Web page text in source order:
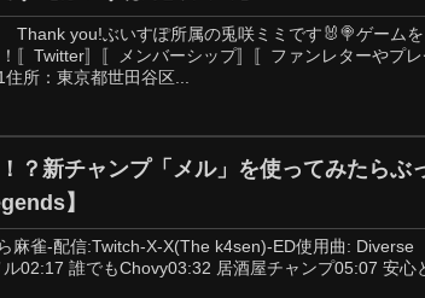
you!ぶいすぽ所属の兎咲ミミです🐰🍭ゲームを
〚Twitter〛〚メンバーシップ〛〚ファンレターやプレ
所：東京都世田谷区...
？新チャンプ「メル」を使ってみたらぶ
】
麻雀-配信:Twitch-X-X(The k4sen)-ED使用曲: Diverse
02:17 誰でもChovy03:32 居酒屋チャンプ05:07 安心